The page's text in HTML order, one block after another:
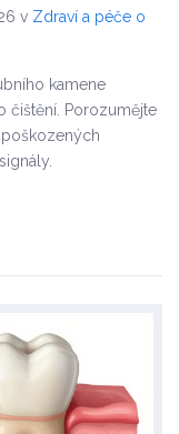
v Zdraví a péče o
kamene
čištění. Porozumějte